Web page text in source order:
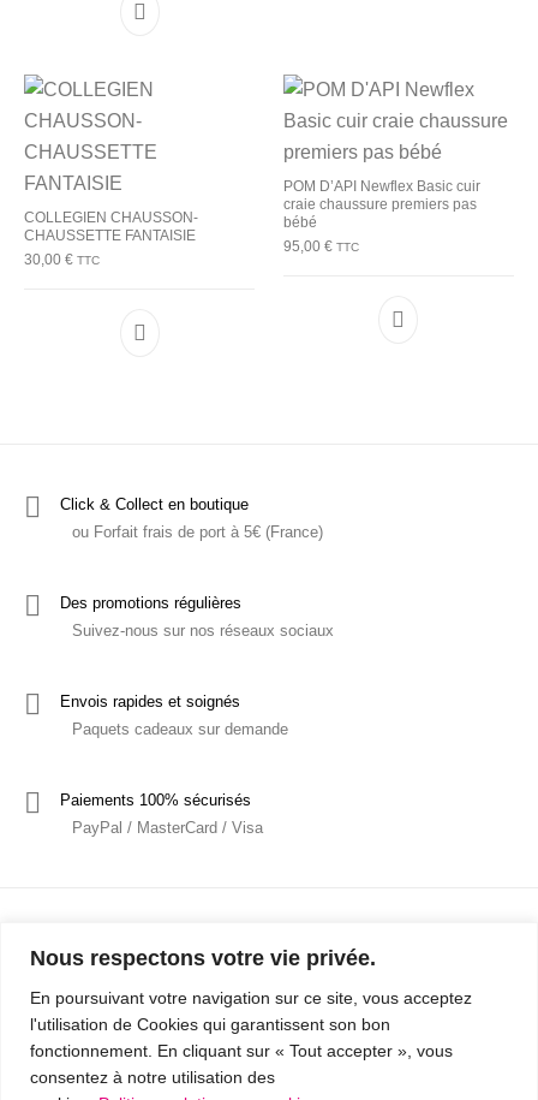
Nous respectons votre vie privée.
En poursuivant votre navigation sur ce site, vous acceptez
l'utilisation de Cookies qui garantissent son bon
fonctionnement. En cliquant sur « Tout accepter », vous
consentez à notre utilisation des
COLLEGIEN CHAUSSON-
CHAUSSETTE FANTAISIE
30,00€ TTC
Ce produit a plusieurs variations. Les options
POM D’API Newflex Basic cuir
craie chaussure premiers pas
bébé
95,00 € TTC
Ce produit a
Click & Collect en boutique
ou Forfait frais de port à 5€ (France)
Des promotions régulières
Suivez-nous sur nos réseaux sociaux
Envois rapides et soignés
Paquets cadeaux sur demande
Paiements 100% sécurisés
PayPal / MasterCard / Visa
Mentions Légales
Politique de confidentialité / RGPD
Conditions Générales de Vente